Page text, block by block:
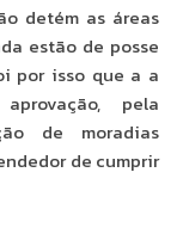
detém as áreas
estão de posse
por isso que a a
pela
de moradias
de cumprir